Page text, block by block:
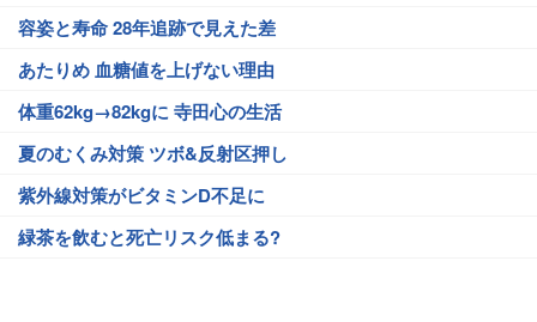
容姿と寿命 28年追跡で見えた差
あたりめ 血糖値を上げない理由
体重62kg→82kgに 寺田心の生活
夏のむくみ対策 ツボ&反射区押し
紫外線対策がビタミンD不足に
緑茶を飲むと死亡リスク低まる?